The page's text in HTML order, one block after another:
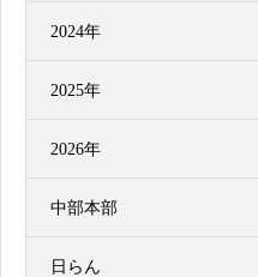
2024年
2025年
2026年
中部本部
日らん